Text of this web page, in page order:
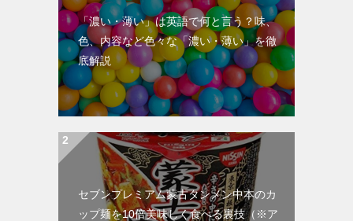
「濃い・薄い」は英語で何と言う？味、
色、内容など色々な「濃い・薄い」を徹
底解説
セブンプレミアム蒙古タンメン中本のカ
ップ麺を10倍美味しく食べる裏技（※ア